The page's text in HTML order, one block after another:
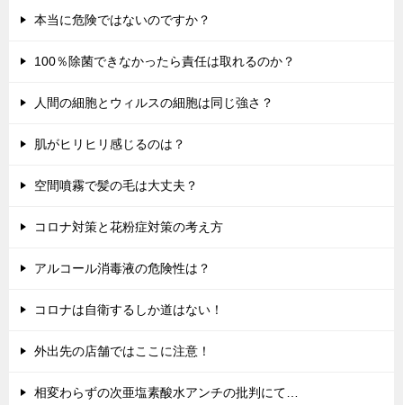
本当に危険ではないのですか？
100％除菌できなかったら責任は取れるのか？
人間の細胞とウィルスの細胞は同じ強さ？
肌がヒリヒリ感じるのは？
空間噴霧で髪の毛は大丈夫？
コロナ対策と花粉症対策の考え方
アルコール消毒液の危険性は？
コロナは自衛するしか道はない！
外出先の店舗ではここに注意！
相変わらずの次亜塩素酸水アンチの批判にて…